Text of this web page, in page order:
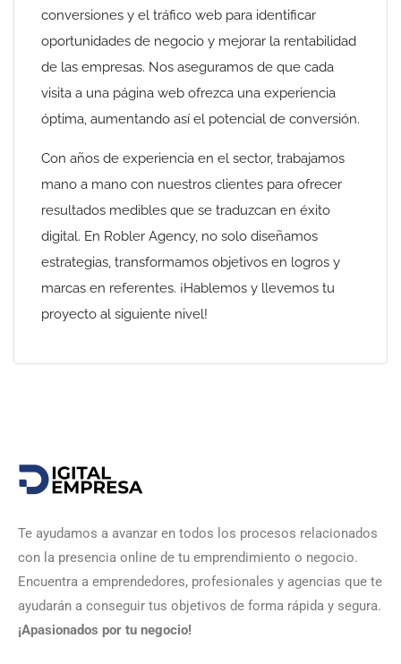
conversiones y el tráfico web para identificar
oportunidades de negocio y mejorar la rentabilidad
de las empresas. Nos aseguramos de que cada
visita a una página web ofrezca una experiencia
óptima, aumentando así el potencial de conversión.
Con años de experiencia en el sector, trabajamos
mano a mano con nuestros clientes para ofrecer
resultados medibles que se traduzcan en éxito
digital. En Robler Agency, no solo diseñamos
estrategias, transformamos objetivos en logros y
marcas en referentes. ¡Hablemos y llevemos tu
proyecto al siguiente nivel!
Te ayudamos a avanzar en todos los procesos relacionados
con la presencia online de tu emprendimiento o negocio.
Encuentra a emprendedores, profesionales y agencias que te
ayudarán a conseguir tus objetivos de forma rápida y segura.
¡Apasionados por tu negocio!